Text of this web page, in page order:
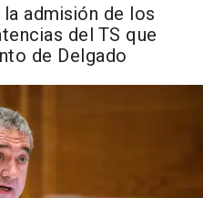
admisión de los
del TS que
de Delgado